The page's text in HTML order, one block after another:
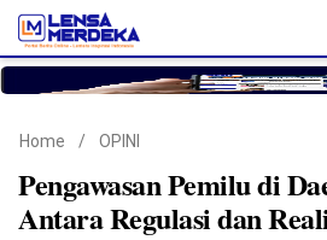
Home / OPINI
Pengawasan Pemilu di
Antara Regulasi dan